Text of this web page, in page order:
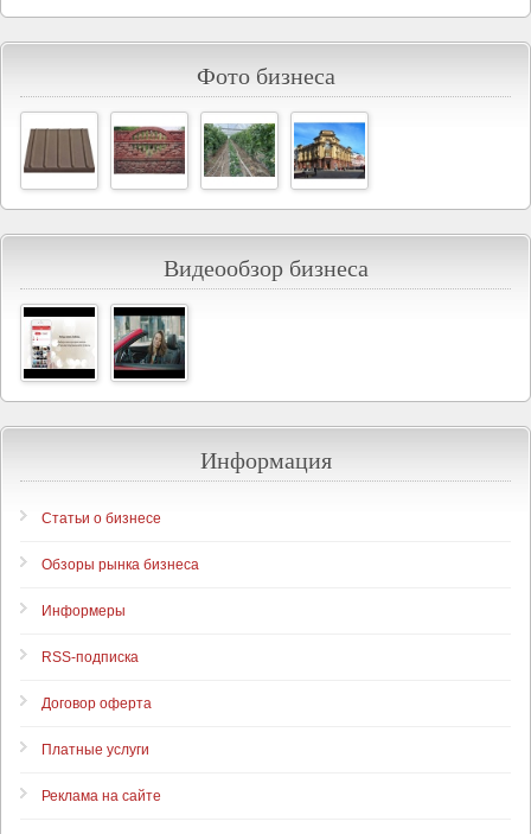
Фото бизнеса
Видеообзор бизнеса
Информация
Статьи о бизнесе
Обзоры рынка бизнеса
Информеры
RSS-подписка
Договор оферта
Платные услуги
Реклама на сайте